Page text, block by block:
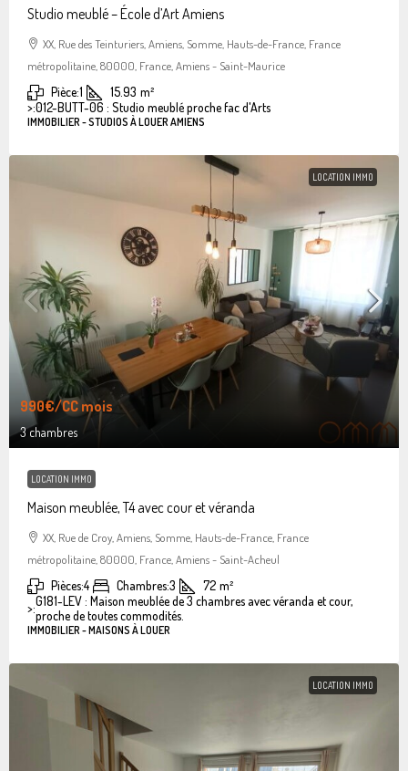
Studio meublé – École d’Art Amiens
XX, Rue des Teinturiers, Amiens, Somme, Hauts-de-France, France
métropolitaine, 80000, France, Amiens - Saint-Maurice
Pièce:1 15.93 m²
>:012-BUTT-06 : Studio meublé proche fac d'Arts
IMMOBILIER - STUDIOS À LOUER AMIENS
LOCATION IMMO
990€/CC mois
3 chambres
LOCATION IMMO
Maison meublée, T4 avec cour et véranda
XX, Rue de Croy, Amiens, Somme, Hauts-de-France, France
métropolitaine, 80000, France, Amiens - Saint-Acheul
Pièces:4 Chambres:3 72 m²
>:G181-LEV : Maison meublée de 3 chambres avec véranda et cour,
proche de toutes commodités.
IMMOBILIER - MAISONS À LOUER
LOCATION IMMO